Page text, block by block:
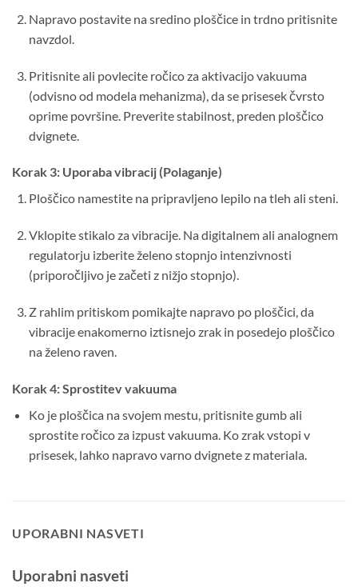
Napravo postavite na sredino ploščice in trdno pritisnite
navzdol.
Pritisnite ali povlecite ročico za aktivacijo vakuuma
(odvisno od modela mehanizma), da se prisesek čvrsto
oprime površine. Preverite stabilnost, preden ploščico
dvignete.
Korak 3: Uporaba vibracij (Polaganje)
Ploščico namestite na pripravljeno lepilo na tleh ali steni.
Vklopite stikalo za vibracije. Na digitalnem ali analognem
regulatorju izberite želeno stopnjo intenzivnosti
(priporočljivo je začeti z nižjo stopnjo).
Z rahlim pritiskom pomikajte napravo po ploščici, da
vibracije enakomerno iztisnejo zrak in posedejo ploščico
na želeno raven.
Korak 4: Sprostitev vakuuma
Ko je ploščica na svojem mestu, pritisnite gumb ali
sprostite ročico za izpust vakuuma. Ko zrak vstopi v
prisesek, lahko napravo varno dvignete z materiala.
UPORABNI NASVETI
Uporabni nasveti